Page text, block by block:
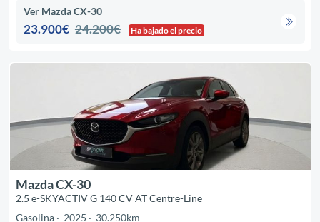
Ver Mazda CX-30
23.900€ 24.200€ Ha bajado el precio
Mazda CX-30
2.5 e-SKYACTIV G 140 CV AT Centre-Line
Gasolina
2025 30.250km